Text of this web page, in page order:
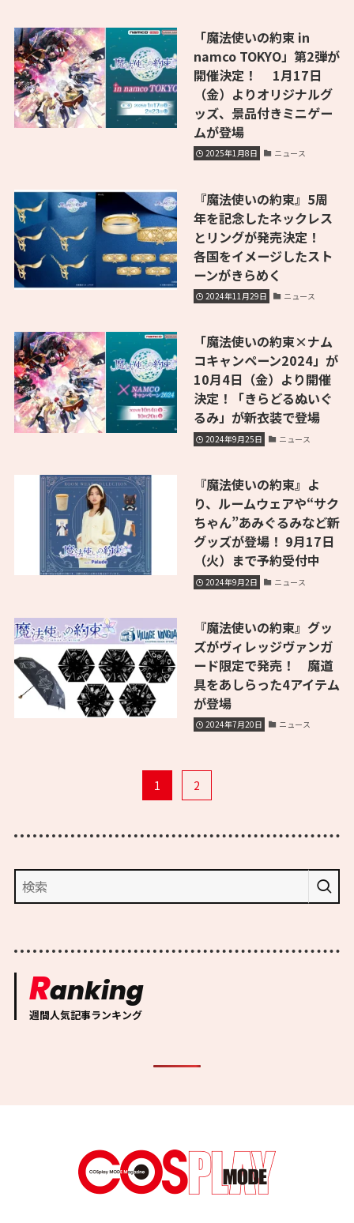
「魔法使いの約束 in
namco TOKYO」第2弾が
開催決定！ 1月17日
（金）よりオリジナルグ
ッズ、景品付きミニゲー
ムが登場
2025年1月8日 ニュース
『魔法使いの約束』5周
年を記念したネックレス
とリングが発売決定！
各国をイメージしたスト
ーンがきらめく
2024年11月29日 ニュース
「魔法使いの約束×ナム
コキャンペーン2024」が
10月4日（金）より開催
決定！「きらどるぬいぐ
るみ」が新衣装で登場
2024年9月25日 ニュース
『魔法使いの約束』よ
り、ルームウェアや“サク
ちゃん”あみぐるみなど新
グッズが登場！ 9月17日
（火）まで予約受付中
2024年9月2日 ニュース
『魔法使いの約束』グッ
ズがヴィレッジヴァンガ
ード限定で発売！ 魔道
具をあしらった4アイテム
が登場
2024年7月20日 ニュース
1 2
Ranking
週間人気記事ランキング